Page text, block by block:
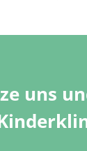
uns